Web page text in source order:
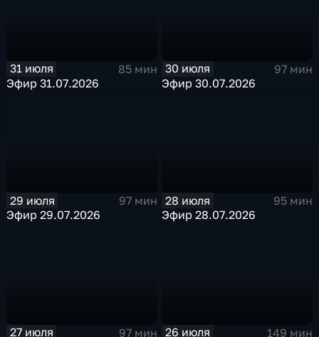
31 июля
85 мин
Эфир 31.07.2026
30 июля
97 мин
Эфир 30.07.2026
29 июля
97 мин
Эфир 29.07.2026
28 июля
95 мин
Эфир 28.07.2026
27 июля 97 мин 26 июля 149 мин